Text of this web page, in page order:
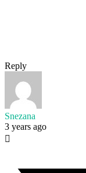
Reply
Snezana
3 years ago